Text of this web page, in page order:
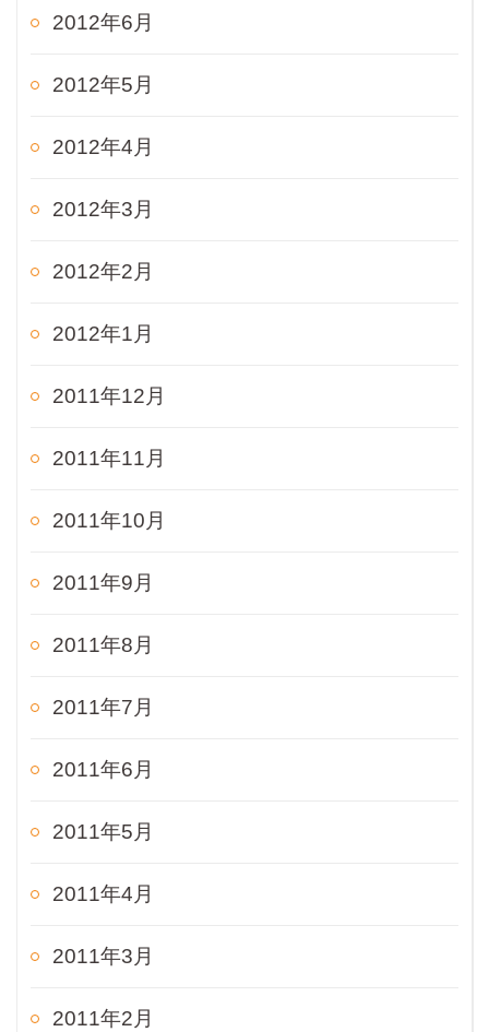
2012年6月
2012年5月
2012年4月
2012年3月
2012年2月
2012年1月
2011年12月
2011年11月
2011年10月
2011年9月
2011年8月
2011年7月
2011年6月
2011年5月
2011年4月
2011年3月
2011年2月